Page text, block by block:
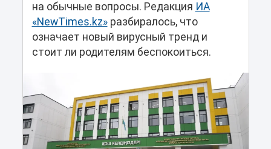
на обычные вопросы. Редакция ИА
«NewTimes.kz»разбиралось, что
означает новый вирусный тренд и
стоит ли родителям беспокоиться.